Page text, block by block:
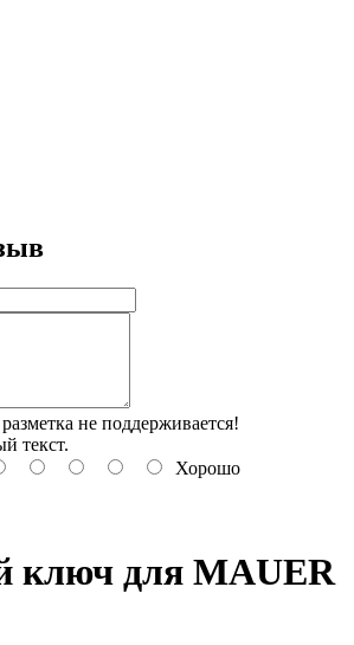
не поддерживается!
текст.
Хорошо
ключ для MAUER